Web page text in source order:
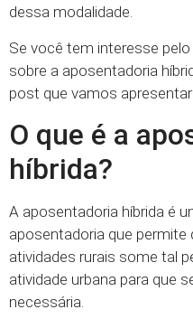
dessa modalidade.
Se você tem interesse
sobre a aposentadoria
post que vamos
O que é a
híbrida?
A aposentadoria híbrida é
aposentadoria que permite
atividades rurais some tal
atividade urbana para que
necessária.